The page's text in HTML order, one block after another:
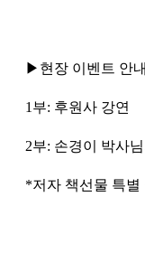
▶현장 이벤트 안
1부: 후원사 강연
2부: 손경이 박사
*저자 책선물 특별